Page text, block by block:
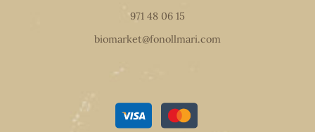
971 48 06 15
biomarket@fonollmari.com